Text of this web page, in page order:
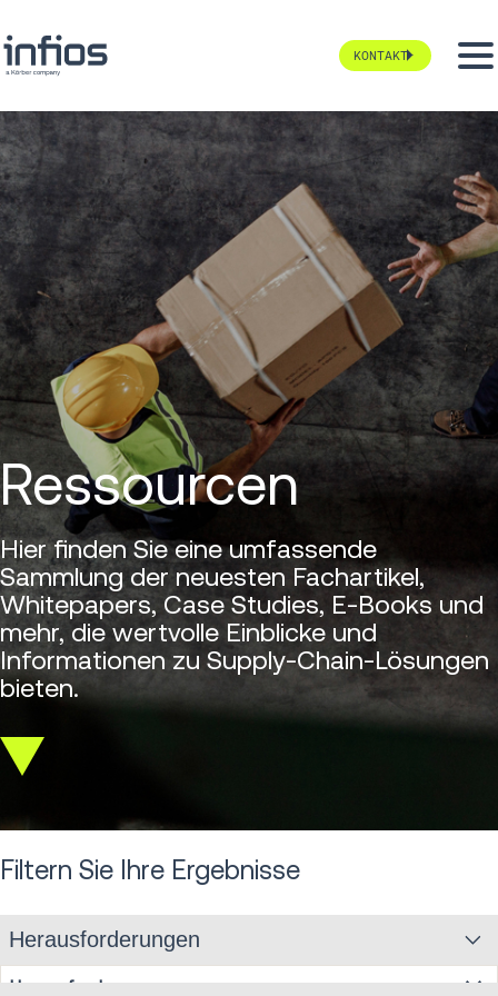
KONTAKT
Ressourcen
Hier finden Sie eine umfassende
Sammlung der neuesten Fachartikel,
Whitepapers, Case Studies, E-Books und
mehr, die wertvolle Einblicke und
Informationen zu Supply-Chain-Lösungen
bieten.
Scroll
Filtern Sie Ihre Ergebnisse
Herausforderungen
Herausforderungen